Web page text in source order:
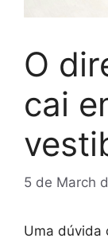
O
cai
5 de March
Uma dúvida